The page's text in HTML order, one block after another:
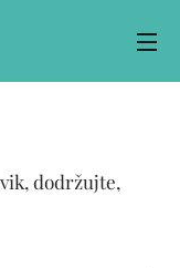
dodržujte,